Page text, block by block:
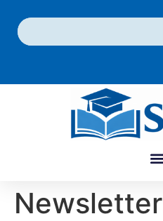
Newsletter